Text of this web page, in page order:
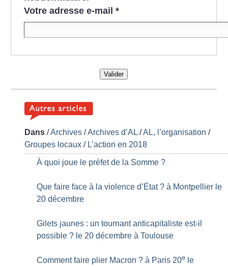
Votre adresse e-mail *
Valider
Dans /Archives /Archives d’AL /AL, l’organisation /
Groupes locaux / L’action en 2018
À quoi joue le préfet de la Somme ?
Que faire face à la violence d’État ? à Montpellier le
20 décembre
Gilets jaunes : un tournant anticapitaliste est-il
possible ? le 20 décembre à Toulouse
Comment faire plier Macron ? à Paris 20e le